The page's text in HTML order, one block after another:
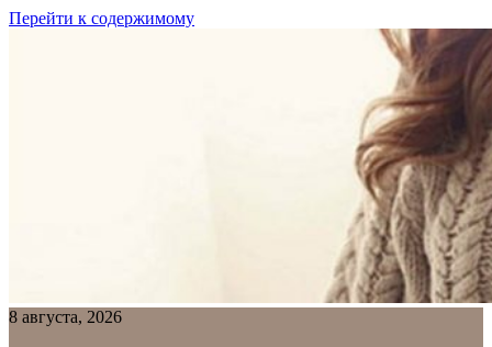
Перейти к содержимому
8 августа, 2026